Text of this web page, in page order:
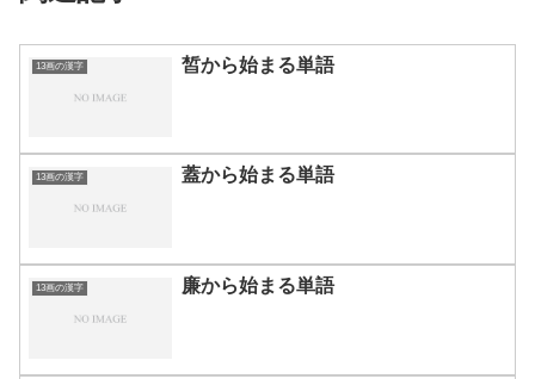
13画の漢字 皙から始まる単語
13画の漢字 蓋から始まる単語
13画の漢字 廉から始まる単語